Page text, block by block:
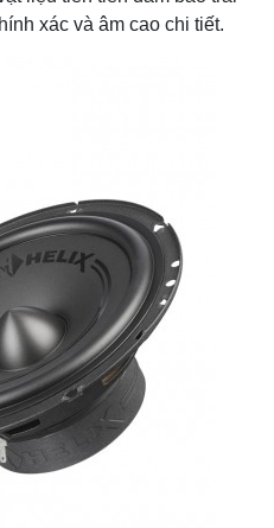
xác và âm cao chi tiết.